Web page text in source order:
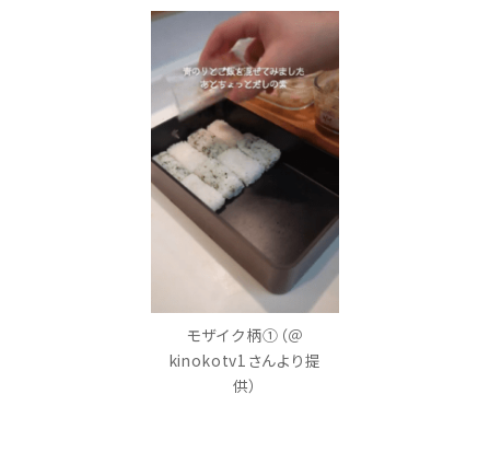
モザイク柄①（＠
kinokotv1さんより提
供）